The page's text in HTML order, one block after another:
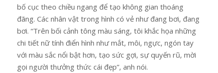
bố cục theo chiều ngang để tạo không gian thoáng
đãng. Các nhân vật trong hình có vẻ như đang bơi, đang
bơi. “Trên bối cảnh tông màu sáng, tôi khắc họa những
chi tiết nữ tính điển hình như mắt, môi, ngực, ngón tay
với màu sắc nổi bật hơn, tạo sức gợi, sự quyến rũ, mời
gọi người thưởng thức cái đẹp”, anh nói.